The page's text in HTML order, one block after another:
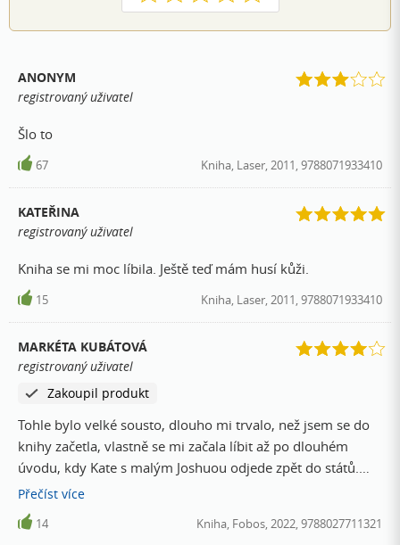
ANONYM
registrovaný uživatel
Šlo to
67 Kniha, Laser, 2011, 9788071933410
KATEŘINA
registrovaný uživatel
Kniha se mi moc líbila. Ještě teď mám husí kůži.
15 Kniha, Laser, 2011, 9788071933410
MARKÉTA KUBÁTOVÁ
registrovaný uživatel
Zakoupil produkt
Tohle bylo velké sousto, dlouho mi trvalo, než jsem se do
knihy začetla, vlastně se mi začala líbit až po dlouhém
úvodu, kdy Kate s malým Joshuou odjede zpět do států.
Jenže pak se stane obětí únosců a po několika nocích v
nemocnici se s pomocí O'Rourka a Luciana vydává zpět do
Rumunska pro své dítě. Rozplétá pavučinu mocných
Přečíst více
14 Kniha, Fobos, 2022, 9788027711321